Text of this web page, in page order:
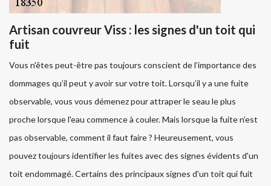
Artisan couvreur Viss : les signes d'un toit qui
fuit
Vous n'êtes peut-être pas toujours conscient de l’importance des
dommages qu’il peut y avoir sur votre toit. Lorsqu’il y a une fuite
observable, vous vous démenez pour attraper le seau le plus
proche lorsque l'eau commence à couler. Mais lorsque la fuite n’est
pas observable, comment il faut faire ? Heureusement, vous
pouvez toujours identifier les fuites avec des signes évidents d'un
toit endommagé. Certains des principaux signes d'un toit qui fuit